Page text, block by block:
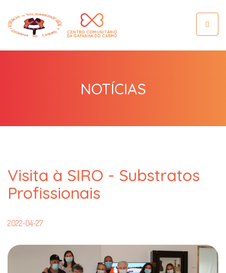
Toggle
NOTÍCIAS
Visita à SIRO - Substratos
Profissionais
2022-04-27